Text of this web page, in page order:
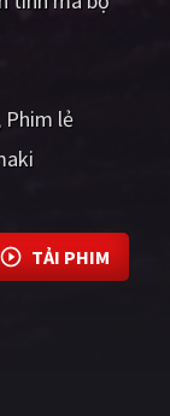
Phim lẻ
TẢI PHIM